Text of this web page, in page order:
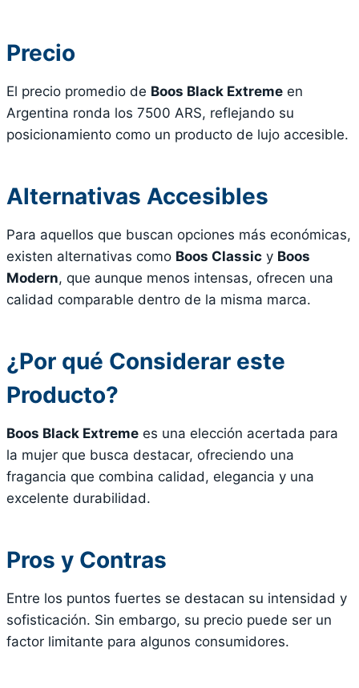
Precio
El precio promedio de Boos Black Extreme en
Argentina ronda los 7500 ARS, reflejando su
posicionamiento como un producto de lujo accesible.
Alternativas Accesibles
Para aquellos que buscan opciones más económicas,
existen alternativas como Boos Classic y Boos
Modern, que aunque menos intensas, ofrecen una
calidad comparable dentro de la misma marca.
¿Por qué Considerar este
Producto?
Boos Black Extreme es una elección acertada para
la mujer que busca destacar, ofreciendo una
fragancia que combina calidad, elegancia y una
excelente durabilidad.
Pros y Contras
Entre los puntos fuertes se destacan su intensidad y
sofisticación. Sin embargo, su precio puede ser un
factor limitante para algunos consumidores.